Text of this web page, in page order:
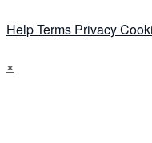
HelpTerms Privacy
×